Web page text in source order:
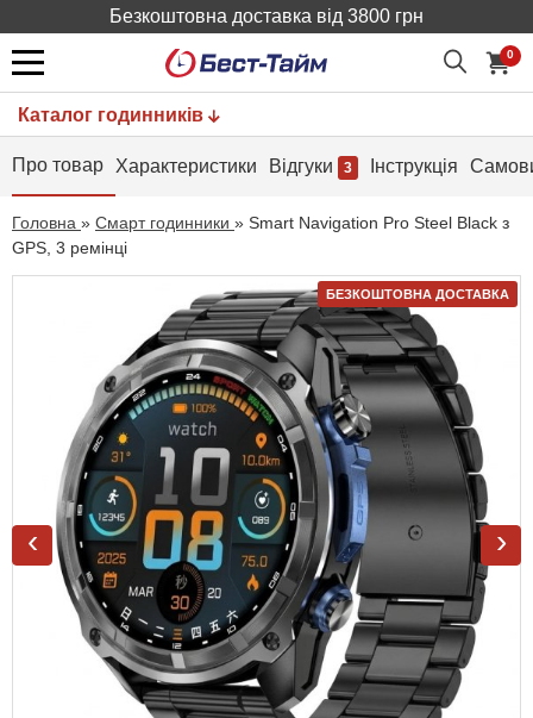
Безкоштовна доставка від 3800 грн
0
Каталог годинників
Про товар Характеристики Відгуки 3 Інструкція
Головна » Смарт годинники » Smart Navigation Pro Steel Black з
GPS, 3 ремінці
БЕЗКОШТОВНА ДОСТАВКА
‹ ›